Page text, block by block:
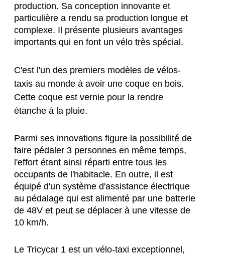
production. Sa conception innovante et
particulière a rendu sa production longue et
complexe. Il présente plusieurs avantages
importants qui en font un vélo très spécial.
C'est l'un des premiers modèles de vélos-
taxis au monde à avoir une coque en bois.
Cette coque est vernie pour la rendre
étanche à la pluie.
Parmi ses innovations figure la possibilité de
faire pédaler 3 personnes en même temps,
l'effort étant ainsi réparti entre tous les
occupants de l'habitacle. En outre, il est
équipé d'un système d'assistance électrique
au pédalage qui est alimenté par une batterie
de 48V et peut se déplacer à une vitesse de
10 km/h.
Le Tricycar 1 est un vélo-taxi exceptionnel,